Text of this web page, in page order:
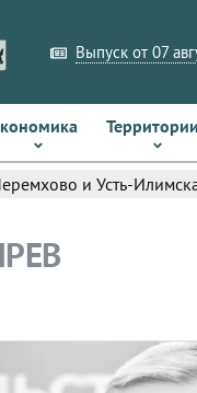
Выпуск от 07
Территории
и Усть-